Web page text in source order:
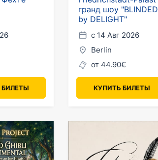
гранд шоу "BLINDED
by DELIGHT"
с 14 Авг 2026
Berlin
от 44.90€
КУПИТЬ БИЛЕТЫ